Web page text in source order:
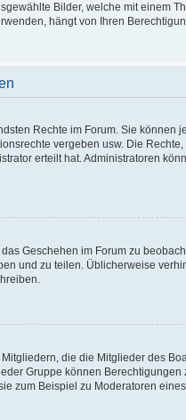
Bilder, welche mit einem
hängt von Ihren
Rechte im Forum. Sie können
vergeben usw. Die
erteilt hat. Administratoren
Geschehen im Forum zu
und zu teilen. Üblicherweise
die die Mitglieder des
Gruppe können
zum Beispiel zu Moderatoren